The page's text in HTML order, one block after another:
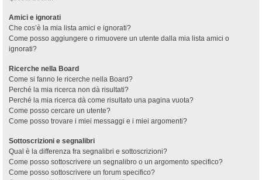
Amici e ignorati
Che cos’è la mia lista amici e ignorati?
Come posso aggiungere o rimuovere un utente dalla mia lista amici o
ignorati?
Ricerche nella Board
Come si fanno le ricerche nella Board?
Perché la mia ricerca non dà risultati?
Perché la mia ricerca dà come risultato una pagina vuota?
Come posso cercare un utente?
Come posso trovare i miei messaggi e i miei argomenti?
Sottoscrizioni e segnalibri
Qual è la differenza fra segnalibri e sottoscrizioni?
Come posso sottoscrivere un segnalibro o un argomento specifico?
Come posso sottoscrivere un forum specifico?